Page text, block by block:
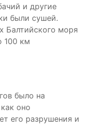
и другие
были сушей.
Балтийского моря
100 км
было на
оно
его разрушения и